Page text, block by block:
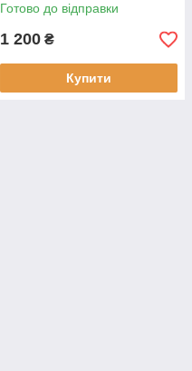
Готово до відправки
1 200 ₴
Купити